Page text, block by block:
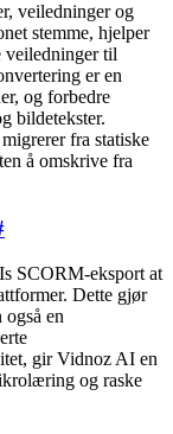
veiledninger og
stemme, hjelper
veiledninger til
er en
og forbedre
bildetekster.
fra statiske
å omskrive fra
SCORM-eksport at
Dette gjør
en
gir Vidnoz AI en
og raske